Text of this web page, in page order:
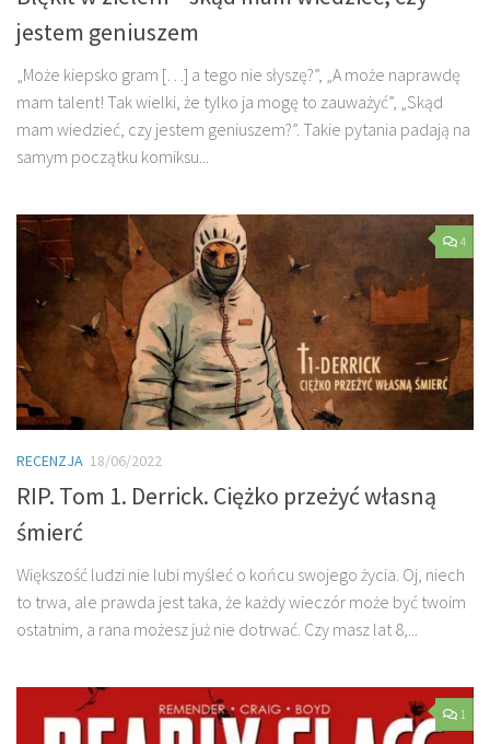
jestem geniuszem
„Może kiepsko gram […] a tego nie słyszę?”, „A może naprawdę
mam talent! Tak wielki, że tylko ja mogę to zauważyć”, „Skąd
mam wiedzieć, czy jestem geniuszem?”. Takie pytania padają na
samym początku komiksu...
4
RECENZJA 18/06/2022
RIP. Tom 1. Derrick. Ciężko przeżyć własną
śmierć
Większość ludzi nie lubi myśleć o końcu swojego życia. Oj, niech
to trwa, ale prawda jest taka, że każdy wieczór może być twoim
ostatnim, a rana możesz już nie dotrwać. Czy masz lat 8,...
1